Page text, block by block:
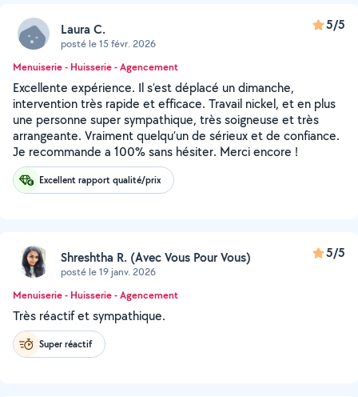
Laura C.
posté le 15 févr. 2026
5/5
Menuiserie - Huisserie - Agencement
Excellente expérience. Il s’est déplacé un dimanche,
intervention très rapide et efficace. Travail nickel, et en plus
une personne super sympathique, très soigneuse et très
arrangeante. Vraiment quelqu’un de sérieux et de confiance.
Je recommande a 100% sans hésiter. Merci encore !
Excellent rapport qualité/prix
Shreshtha R. (Avec Vous Pour Vous)
posté le 19 janv. 2026
5/5
Menuiserie - Huisserie - Agencement
Très réactif et sympathique.
Super réactif